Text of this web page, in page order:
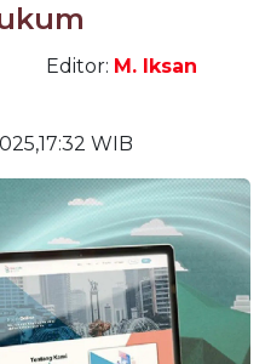
Editor: M. Iksan
WIB